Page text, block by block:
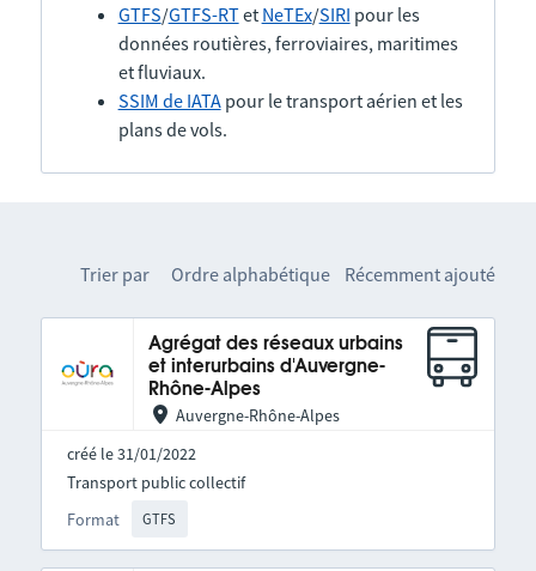
GTFS/GTFS-RTet NeTEx/SIRI pour les
données routières, ferroviaires, maritimes
et fluviaux.
SSIM de IATApour le transport aérien et les
plans de vols.
Trier par Ordre alphabétique Récemment ajouté
Agrégat des réseaux urbains
et interurbains d'Auvergne-
Rhône-Alpes
Auvergne-Rhône-Alpes
créé le 31/01/2022
Format GTFS
Transport public collectif